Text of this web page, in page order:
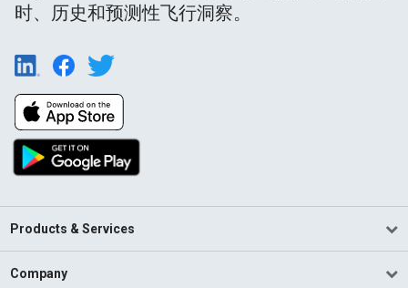
时、历史和预测性飞行洞察。
Products & Services
Company